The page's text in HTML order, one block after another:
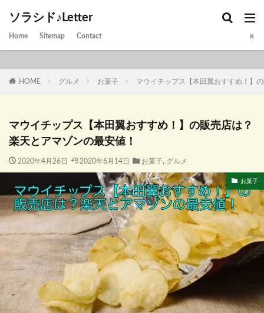
ソラシド♪Letter
Home Sitemap Contact
HOME グルメ お菓子 マウイチップス【本田翼おすすめ！】
マウイチップス【本田翼おすすめ！】の販売店は？
楽天とアマゾンの最安値！
2020年4月26日 2020年6月14日 お菓子, グルメ
お菓子